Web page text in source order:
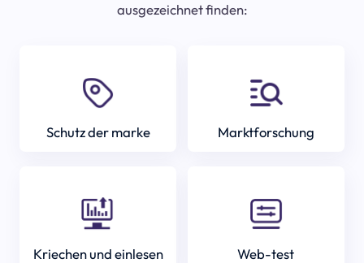
ausgezeichnet finden:
Schutz der marke Marktforschung
Kriechen und einlesen Web-test